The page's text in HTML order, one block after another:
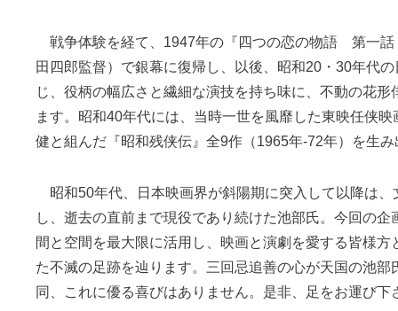
戦争体験を経て、1947年の『四つの恋の物語 第一
田四郎監督）で銀幕に復帰し、以後、昭和20・30年代
じ、役柄の幅広さと繊細な演技を持ち味に、不動の花形
ます。昭和40年代には、当時一世を風靡した東映任侠
健と組んだ『昭和残侠伝』全9作（1965年‐72年）を生
昭和50年代、日本映画界が斜陽期に突入して以降は、
し、逝去の直前まで現役であり続けた池部氏。今回の企
間と空間を最大限に活用し、映画と演劇を愛する皆様方
た不滅の足跡を辿ります。三回忌追善の心が天国の池部
同、これに優る喜びはありません。是非、足をお運び下